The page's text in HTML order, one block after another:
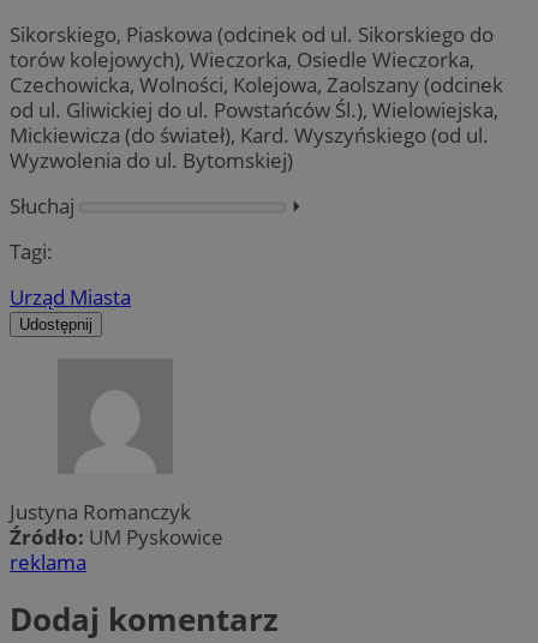
Sikorskiego, Piaskowa (odcinek od ul. Sikorskiego do
torów kolejowych), Wieczorka, Osiedle Wieczorka,
Czechowicka, Wolności, Kolejowa, Zaolszany (odcinek
od ul. Gliwickiej do ul. Powstańców Śl.), Wielowiejska,
Mickiewicza (do świateł), Kard. Wyszyńskiego (od ul.
Wyzwolenia do ul. Bytomskiej)
Słuchaj
⏵︎
Tagi:
Urząd Miasta
Udostępnij
Justyna Romanczyk
Źródło: UM Pyskowice
reklama
Dodaj komentarz